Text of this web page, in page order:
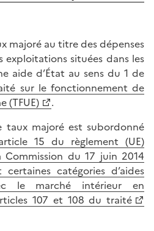
majoré au titre des dépenses
exploitations situées dans les
aide d’État au sens du 1 de
sur le fonctionnement de
(TFUE)
.
taux majoré est subordonné
15 du règlement (UE)
Commission du 17 juin 2014
catégories d’aides
le marché intérieur en
107 et 108 du traité